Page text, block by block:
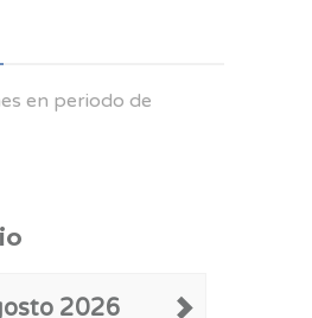
en periodo de
2026